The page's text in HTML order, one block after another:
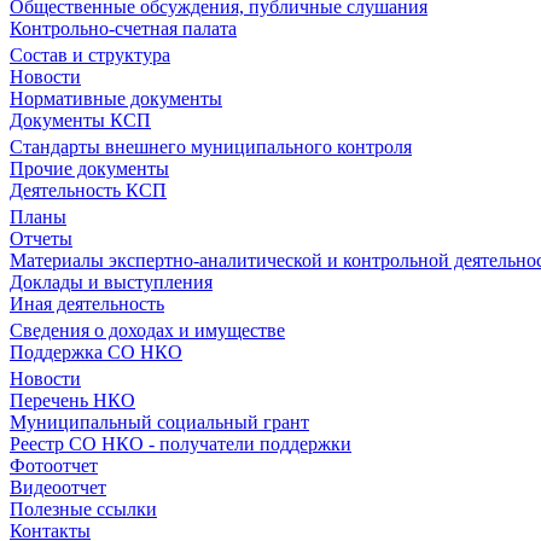
Общественные обсуждения, публичные слушания
Контрольно-счетная палата
Состав и структура
Новости
Нормативные документы
Документы КСП
Стандарты внешнего муниципального контроля
Прочие документы
Деятельность КСП
Планы
Отчеты
Материалы экспертно-аналитической и контрольной
Доклады и выступления
Иная деятельность
Сведения о доходах и имуществе
Поддержка СО НКО
Новости
Перечень НКО
Муниципальный социальный грант
Реестр СО НКО - получатели поддержки
Фотоотчет
Видеоотчет
Полезные ссылки
Контакты